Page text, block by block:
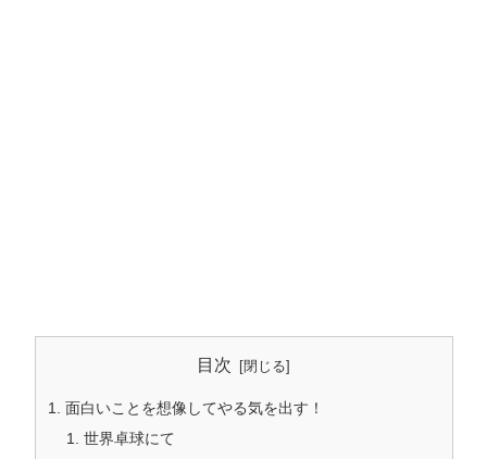
目次
面白いことを想像してやる気を出す！
世界卓球にて